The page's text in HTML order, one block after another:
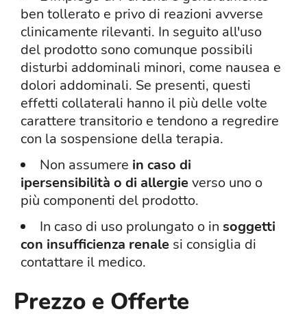
ben tollerato e privo di reazioni avverse
clinicamente rilevanti. In seguito all'uso
del prodotto sono comunque possibili
disturbi addominali minori, come nausea e
dolori addominali. Se presenti, questi
effetti collaterali hanno il più delle volte
carattere transitorio e tendono a regredire
con la sospensione della terapia.
Non assumere in caso di
ipersensibilità o di allergieverso uno o
più componenti del prodotto.
In caso di uso prolungato o in soggetti
con insufficienza renale si consiglia di
contattare il medico.
Prezzo e Offerte